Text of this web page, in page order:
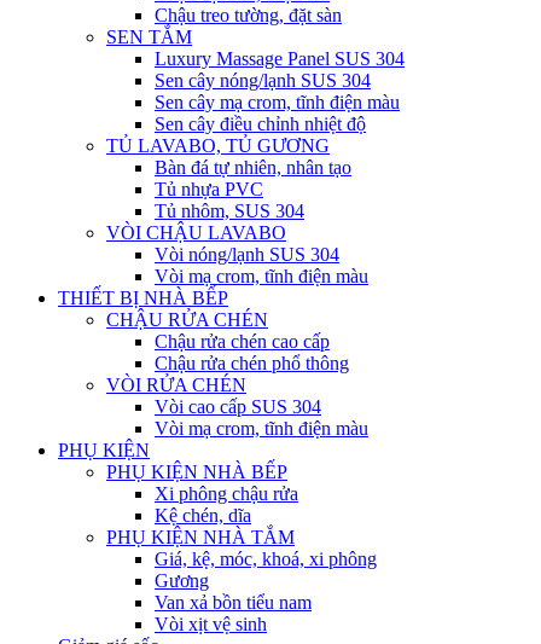
Chậu treo tường, đặt sàn
SEN TẮM
Luxury Massage Panel SUS 304
Sen cây nóng/lạnh SUS 304
Sen cây mạ crom, tĩnh điện màu
Sen cây điều chỉnh nhiệt độ
TỦ LAVABO, TỦ GƯƠNG
Bàn đá tự nhiên, nhân tạo
Tủ nhựa PVC
Tủ nhôm, SUS 304
VÒI CHẬU LAVABO
Vòi nóng/lạnh SUS 304
Vòi mạ crom, tĩnh điện màu
THIẾT BỊ NHÀ BẾP
CHẬU RỬA CHÉN
Chậu rửa chén cao cấp
Chậu rửa chén phổ thông
VÒI RỬA CHÉN
Vòi cao cấp SUS 304
Vòi mạ crom, tĩnh điện màu
PHỤ KIỆN
PHỤ KIỆN NHÀ BẾP
Xi phông chậu rửa
Kệ chén, dĩa
PHỤ KIỆN NHÀ TẮM
Giá, kệ, móc, khoá, xi phông
Gương
Van xả bồn tiểu nam
Vòi xịt vệ sinh